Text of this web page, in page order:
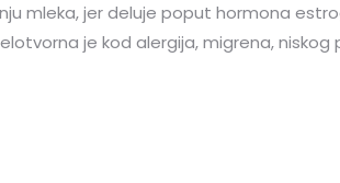
mleka, jer deluje poput hormona
je kod alergija, migrena,